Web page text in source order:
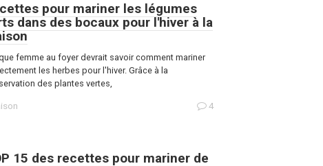
pour mariner les légumes
dans des bocaux pour l'hiver à la
femme au foyer devrait savoir comment mariner
les herbes pour l'hiver. Grâce à la
des plantes vertes,
4
15 des recettes pour mariner de